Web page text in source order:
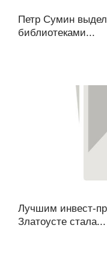
Петр Сумин
библиотеками...
Лучшим инвест-
Златоусте стала...